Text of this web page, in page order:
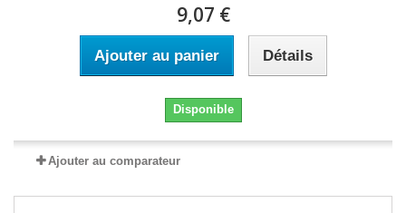
9,07 €
Ajouter au panier Détails
Disponible
Ajouter au comparateur